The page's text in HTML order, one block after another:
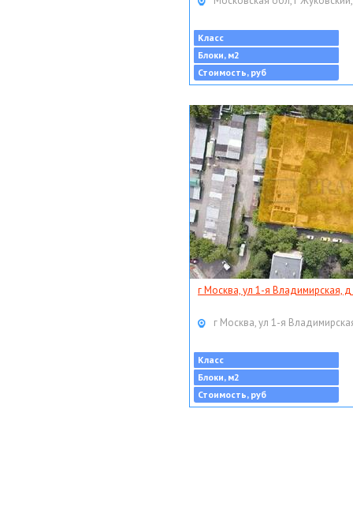
Класс
Блоки, м2
Стоимость, руб
г Москва, ул 1-я Владимирская, д
г Москва, ул 1-я
Класс
Блоки, м2
Стоимость, руб